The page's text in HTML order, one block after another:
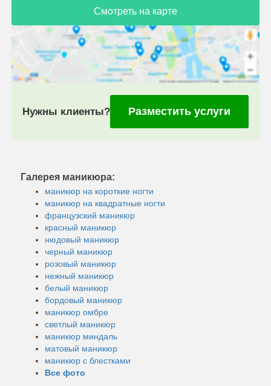
Смотреть на карте
Нужны клиенты? Разместить услуги
Галерея маникюра:
маникюр на короткие ногти
маникюр на квадратные ногти
французский маникюр
красный маникюр
нюдовый маникюр
черный маникюр
розовый маникюр
нежный маникюр
белый маникюр
бордовый маникюр
маникюр омбре
светлый маникюр
маникюр миндаль
матовый маникюр
маникюр с блестками
Все фото